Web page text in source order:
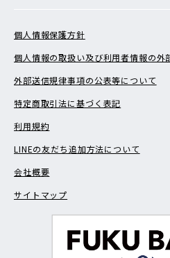
個人情報保護方針
個人情報の取扱い及び利用者情報の外
外部送信規律事項の公表等について
特定商取引法に基づく表記
利用規約
LINEの友だち追加方法について
会社概要
サイトマップ